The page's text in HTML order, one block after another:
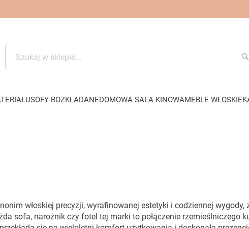
SOFY ROZKŁADANEDOMOWA SALA KINOWAMEBLE WŁOSKIE
włoskiej precyzji, wyrafinowanej estetyki i codziennej
sofa, narożnik czy fotel tej marki to połączenie rzemieślniczego